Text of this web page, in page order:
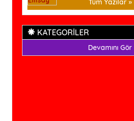
Tüm Yazılar »
KATEGORİLER
Devamını Gör